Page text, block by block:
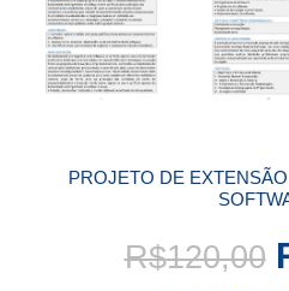
PROJETO DE
R$120,00